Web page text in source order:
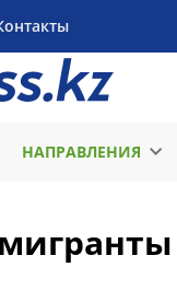
НАПРАВЛЕНИЯ